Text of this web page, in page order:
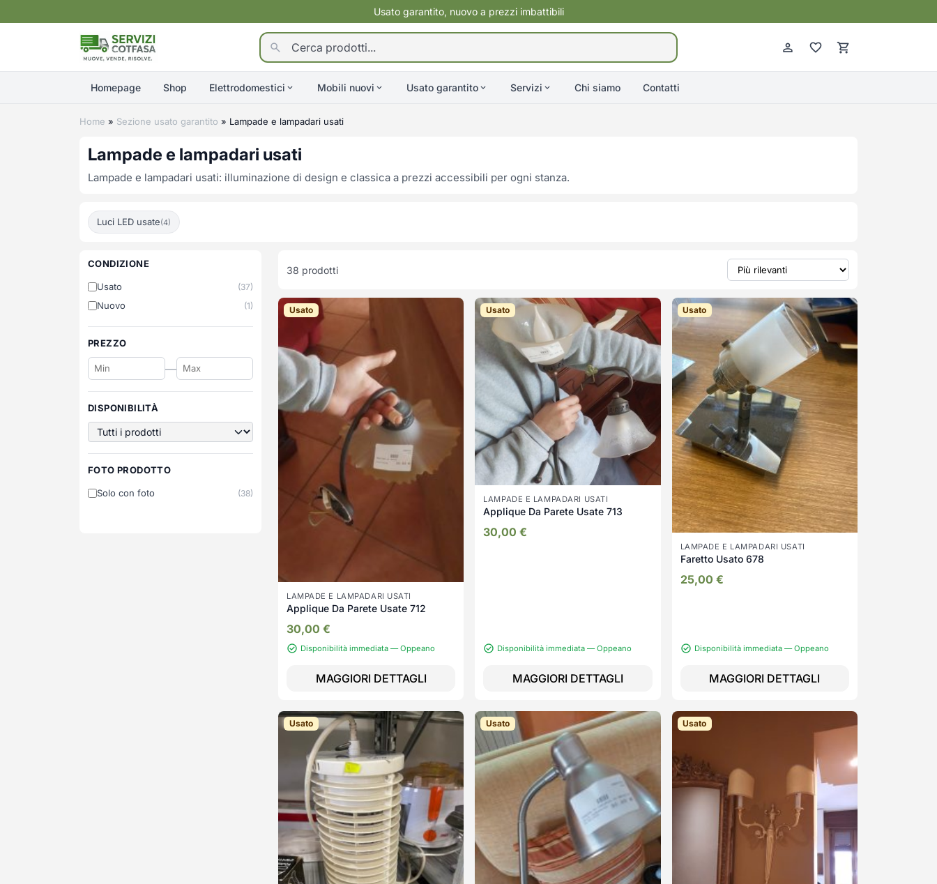
Usato garantito, nuovo a prezzi imbattibili
Homepage Shop Elettrodomestici Mobili nuovi Usato garantito Servizi Chi siamo Contatti
Home » Sezione usato garantito » Lampade e lampadari usati
Lampade e lampadari usati
Lampade e lampadari usati: illuminazione di design e classica a prezzi accessibili per ogni stanza.
Luci LED usate(4)
CONDIZIONE
Usato (37)
Nuovo (1)
PREZZO
—
DISPONIBILITÀ
FOTO PRODOTTO
Solo con foto (38)
38 prodotti
Usato
LAMPADE E LAMPADARI USATI
Applique Da Parete Usate 712
30,00 €
Disponibilità immediata — Oppeano
MAGGIORI DETTAGLI
Usato
LAMPADE E LAMPADARI USATI
Applique Da Parete Usate 713
30,00€
Disponibilità immediata — Oppeano
MAGGIORI DETTAGLI
Usato
LAMPADE E LAMPADARI USATI
Faretto Usato 678
25,00 €
Disponibilità immediata — Oppeano
MAGGIORI DETTAGLI
Usato Usato Usato